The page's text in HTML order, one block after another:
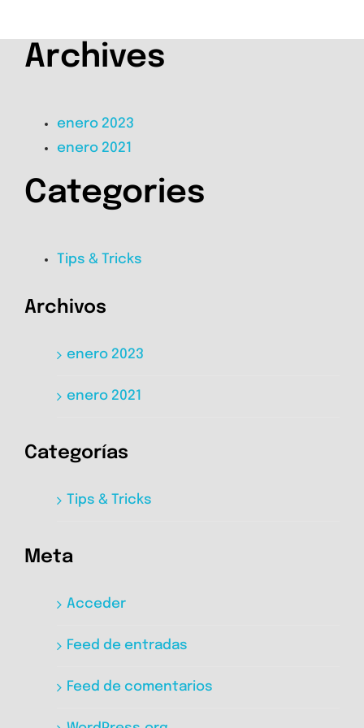
Archives
enero 2023
enero 2021
Categories
Tips & Tricks
Archivos
enero 2023
enero 2021
Categorías
Tips & Tricks
Meta
Acceder
Feed de entradas
Feed de comentarios